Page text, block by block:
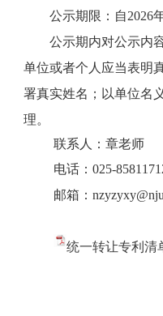
公示期限：自2026
公示期内对公示内
单位或者个人应当表明
署真实姓名；以单位名
理。
联系人：章老师
电话：025-
邮箱：
统一转让专利清